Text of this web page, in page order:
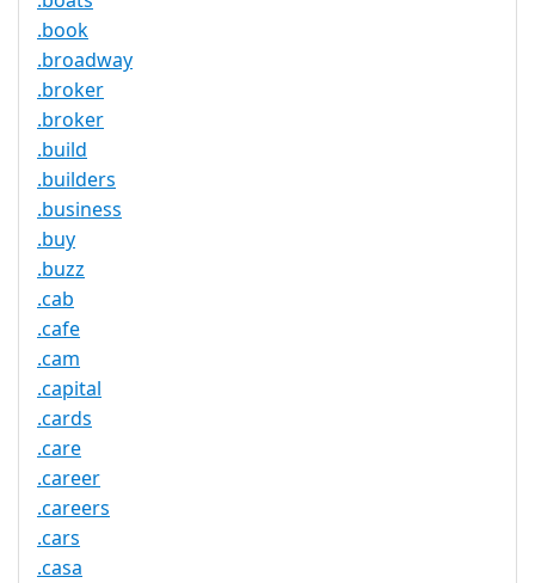
.book
.broadway
.broker
.broker
.build
.builders
.business
.buy
.buzz
.cab
.cafe
.cam
.capital
.cards
.care
.career
.careers
.cars
.casa